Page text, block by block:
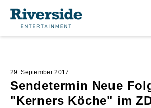
29. September 2017
Sendetermin Neue
"Kerners Köche" im